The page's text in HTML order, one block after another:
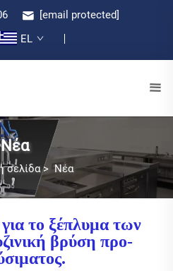
[email protected]
EL
Νέα
σελίδα>Νέα
το ξέπλυμα των
βρύση προ-